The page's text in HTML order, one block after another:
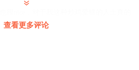
人比较喜欢他的声音（？
查看更多评论